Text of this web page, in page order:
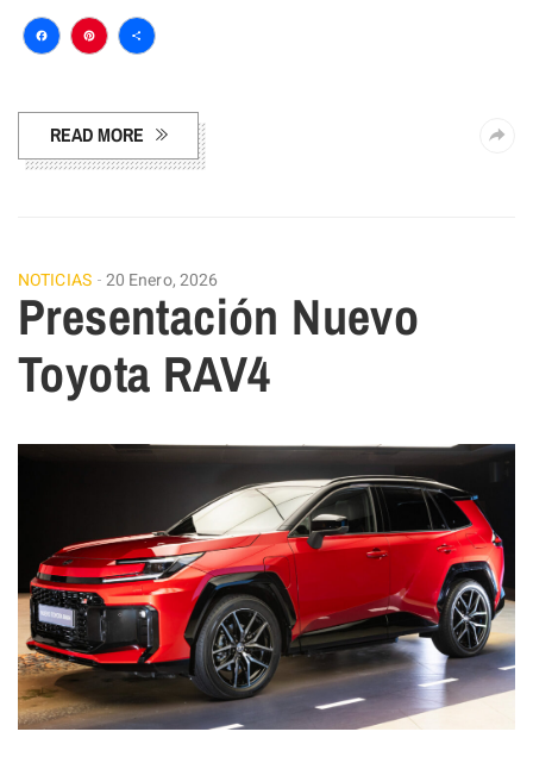
Facebook
Pinterest
Compartir
READ MORE
NOTICIAS 20 Enero, 2026
Presentación Nuevo
Toyota RAV4